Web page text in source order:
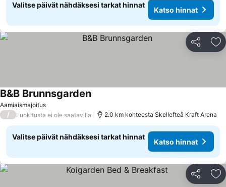
Valitse päivät nähdäksesi tarkat hinnat
Katso hinnat
Jaa
Aamiaismajoitus
B&B BrunnsgardenKatso hinnat
/ Luokitusta ei ole saatavilla 2.0 km kohteesta Skellefteå Kraft Arena
Valitse päivät nähdäksesi tarkat hinnat
Katso hinnat
Jaa